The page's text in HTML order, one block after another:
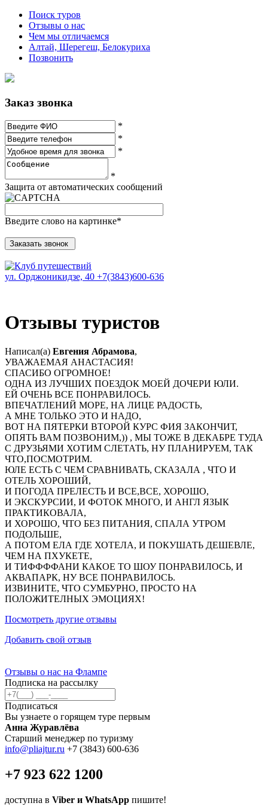
Поиск туров
Отзывы о нас
Чем мы отличаемся
Алтай, Шерегеш, Белокуриха
Позвонить
Заказ звонка
*
*
*
*
Защита от автоматических сообщений
Введите слово на картинке*
ул. Орджоникидзе, 40 +7(3843)600-636
Отзывы туристов
Написал(а) Евгения Абрамова,
УВАЖАЕМАЯ АНАСТАСИЯ!
СПАСИБО ОГРОМНОЕ!
ОДНА ИЗ ЛУЧШИХ ПОЕЗДОК МОЕЙ ДОЧЕРИ ЮЛИ.
ЕЙ ОЧЕНЬ ВСЕ ПОНРАВИЛОСЬ.
ВПЕЧАТЛЕНИЙ МОРЕ, НА ЛИЦЕ РАДОСТЬ,
А МНЕ ТОЛЬКО ЭТО И НАДО,
ВОТ НА ПЯТЕРКИ ВТОРОЙ КУРС ФИЯ ЗАКОНЧИТ,
ОПЯТЬ ВАМ ПОЗВОНИМ,)) , МЫ ТОЖЕ В ДЕКАБРЕ ТУДА
С ДРУЗЬЯМИ ХОТИМ СЛЕТАТЬ, НУ ПЛАНИРУЕМ, ТАК
ЧТО,ПОСМОТРИМ.
ЮЛЕ ЕСТЬ С ЧЕМ СРАВНИВАТЬ, СКАЗАЛА , ЧТО И
ОТЕЛЬ ХОРОШИЙ,
И ПОГОДА ПРЕЛЕСТЬ И ВСЕ,ВСЕ, ХОРОШО,
И ЭКСКУРСИИ, И ФОТОК МНОГО, И АНГЛ ЯЗЫК
ПРАКТИКОВАЛА,
И ХОРОШО, ЧТО БЕЗ ПИТАНИЯ, СПАЛА УТРОМ
ПОДОЛЬШЕ,
А ПОТОМ ЕЛА ГДЕ ХОТЕЛА, И ПОКУШАТЬ ДЕШЕВЛЕ,
ЧЕМ НА ПХУКЕТЕ,
И ТИФФФФАНИ КАКОЕ ТО ШОУ ПОНРАВИЛОСЬ, И
АКВАПАРК, НУ ВСЕ ПОНРАВИЛОСЬ.
ИЗВИНИТЕ, ЧТО СУМБУРНО, ПРОСТО НА
ПОЛОЖИТЕЛНЫХ ЭМОЦИЯХ!
Посмотреть другие отзывы
Добавить свой отзыв
Отзывы о нас на Флампе
Подписка на рассылку
Подписаться
Вы узнаете о горящем туре первым
Анна Журавлёва
Старший менеджер по туризму
info@pliajtur.ru +7 (3843) 600-636
+7 923 622 1200
доступна в Viber и WhatsApp пишите!